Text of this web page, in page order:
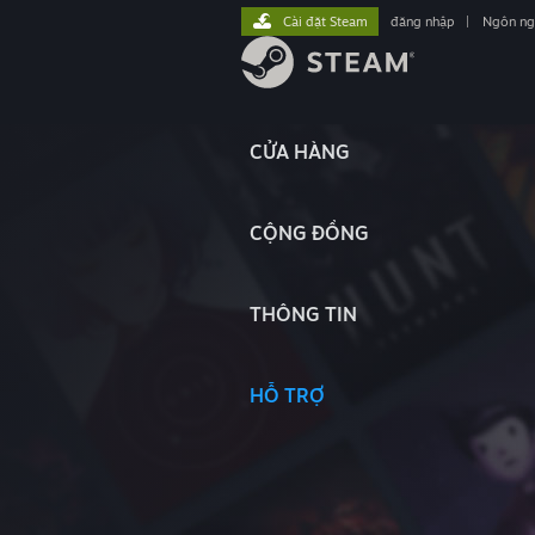
CỬA HÀNG
CỘNG ĐỒNG
THÔNG TIN
HỖ TRỢ
Cài đặt Steam đăng nhập Ngôn